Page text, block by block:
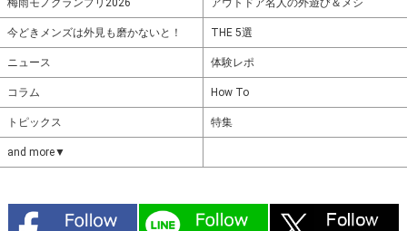
梅雨モノグランプリ2026 アウトドア名人の外遊び＆メシ
今どきメンズは外見も磨かないと！ THE 5選
ニュース 体験レポ
コラム How To
トピックス 特集
and more▼